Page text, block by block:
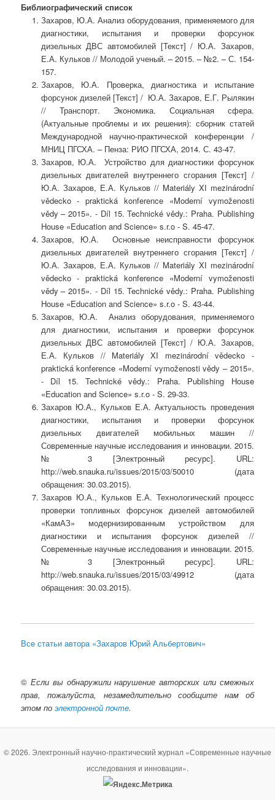
Библиографический список
Захаров, Ю.А. Анализ оборудования, применяемого для
диагностики, испытания и проверки форсунок
дизельных ДВС автомобилей [Текст] / Ю.А. Захаров,
Е.А. Кульков // Молодой ученый. – 2015. – №2. – С. 154-
157.
Захаров, Ю.А. Проверка, диагностика и испытание
форсунок дизелей [Текст] / Ю.А. Захаров, Е.Г. Рылякин
// Транспорт. Экономика. Социальная сфера.
(Актуальные проблемы и их решения): сборник статей
Международной научно-практической конференции /
МНИЦ ПГСХА. – Пенза: РИО ПГСХА, 2014. С. 43-47.
Захаров, Ю.А. Устройство для диагностики форсунок
дизельных двигателей внутреннего сгорания [Текст] /
Ю.А. Захаров, Е.А. Кульков // Materiály XI mezinárodní
vědecko - praktická konference «Moderní vymoženosti
vědy – 2015». - Díl 15. Technické vědy.: Praha. Publishing
House «Education and Science» s.r.o - S. 45-47.
Захаров, Ю.А. Основные неисправности форсунок
дизельных двигателей внутреннего сгорания [Текст] /
Ю.А. Захаров, Е.А. Кульков // Materiály XI mezinárodní
vědecko - praktická konference «Moderní vymoženosti
vědy – 2015». - Díl 15. Technické vědy.: Praha. Publishing
House «Education and Science» s.r.o - S. 43-44.
Захаров, Ю.А. Анализ оборудования, применяемого
для диагностики, испытания и проверки форсунок
дизельных ДВС автомобилей [Текст] / Ю.А. Захаров,
Е.А. Кульков // Materiály XI mezinárodní vědecko -
praktická konference «Moderní vymoženosti vědy – 2015».
- Díl 15. Technické vědy.: Praha. Publishing House
«Education and Science» s.r.o - S. 29-33.
Захаров Ю.А., Кульков Е.А. Актуальность проведения
диагностики, испытания и проверки форсунок
дизельных двигателей мобильных машин //
Современные научные исследования и инновации. 2015.
№ 3 [Электронный ресурс]. URL:
http://web.snauka.ru/issues/2015/03/50010 (дата
обращения: 30.03.2015).
Захаров Ю.А., Кульков Е.А. Технологический процесс
проверки топливных форсунок дизелей автомобилей
«КамАЗ» модернизированным устройством для
диагностики и испытания форсунок дизелей //
Современные научные исследования и инновации. 2015.
№ 3 [Электронный ресурс]. URL:
http://web.snauka.ru/issues/2015/03/49912 (дата
обращения: 30.03.2015).
Все статьи автора «Захаров Юрий Альбертович»
© Если вы обнаружили нарушение авторских или смежных
прав, пожалуйста, незамедлительно сообщите нам об
этом поэлектронной почте.
© 2026. Электронный научно-практический журнал «Современные научные
исследования и инновации».